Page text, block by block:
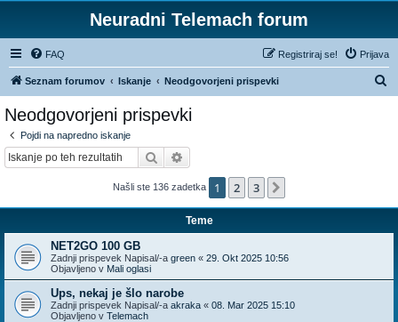
Neuradni Telemach forum
FAQ Prijava
Registriraj se!
Seznam forumov Iskanje Neodgovorjeni prispevki
e
Neodgovorjeni prispevki
Pojdi na napredno iskanje
Iskanje
Našli ste 136 zadetka 1 2 3
Teme
NET2GO 100 GB
Zadnji prispevek Napisal/-a green « 29. Okt 2025 10:56
Objavljeno v Mali oglasi
Ups, nekaj je šlo narobe
Zadnji prispevek Napisal/-a akraka « 08. Mar 2025 15:10
Objavljeno v Telemach